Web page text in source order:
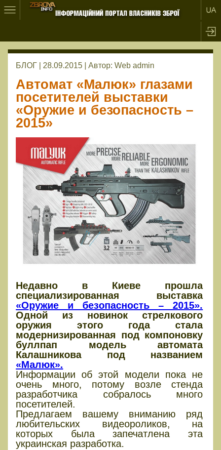
БЛОГ | 28.09.2015 | Автор: Web admin
Автомат «Малюк» глазами
посетителей выставки
«Оружие и безопасность –
2015»
Недавно в Киеве прошла
специализированная выставка
«Оружие и безопасность – 2015».
Одной из новинок стрелкового
оружия этого года стала
модернизированная под компоновку
буллпап модель автомата
Калашникова под названием
«Малюк».
Информации об этой модели пока не
очень много, потому возле стенда
разработчика собралось много
посетителей.
Предлагаем вашему вниманию ряд
любительских видеороликов, на
которых была запечатлена эта
украинская разработка.